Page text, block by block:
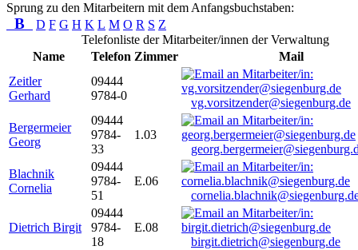
Sprung zu den Mitarbeitern mit dem Anfangsbuchstaben:
B D F G H K L M O R S Z
Telefonliste der Mitarbeiter/innen der Verwaltung
Name
Telefon Zimmer
Mail
Zeitler
Gerhard
09444
9784-0
vg.vorsitzender@siegenburg.de
Bergermeier
Georg
09444
9784-
33
1.03
Blachnik
Cornelia
09444
9784-
51
E.06
Dietrich Birgit
09444
9784-
18
E.08
birgit.dietrich@siegenburg.de